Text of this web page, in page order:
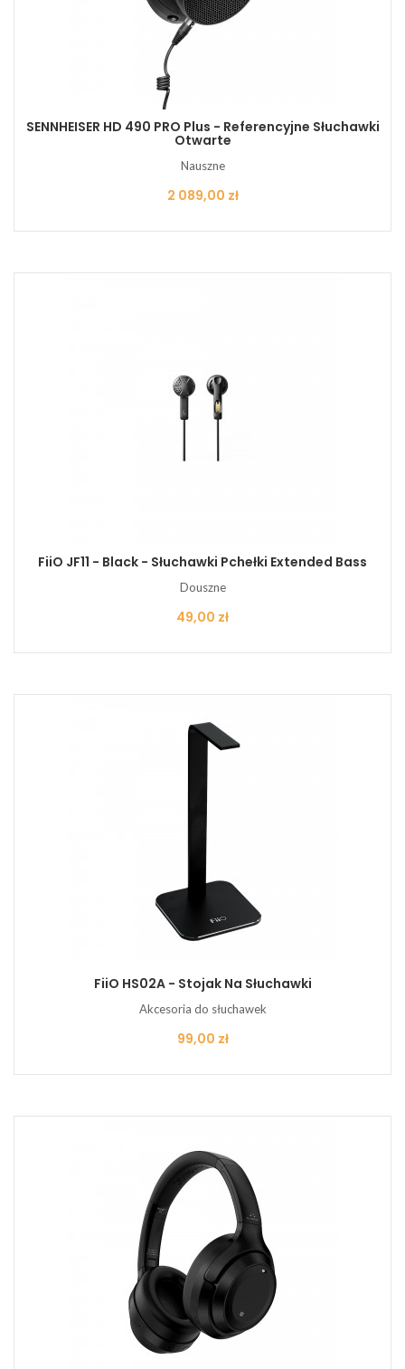
SENNHEISER HD 490 PRO Plus - Referencyjne Słuchawki
Otwarte
Nauszne
Cena
2 089,00 zł
FiiO JF11 - Black - Słuchawki Pchełki Extended Bass
Douszne
Cena
49,00 zł
FiiO HS02A - Stojak Na Słuchawki
Akcesoria do słuchawek
Cena
99,00 zł